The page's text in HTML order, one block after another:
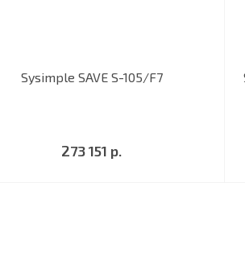
Sysimple SAVE S-105/F7
273 151 р.